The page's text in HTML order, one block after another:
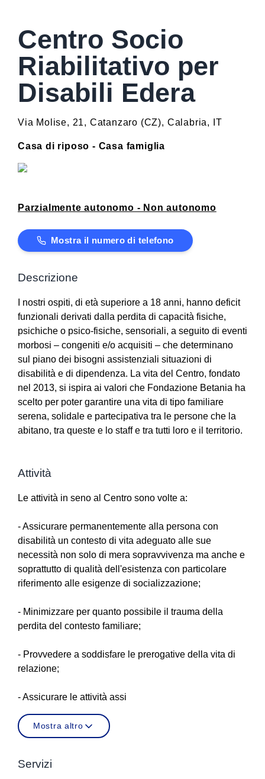
Centro Socio
Riabilitativo per
Disabili Edera
Via Molise, 21, Catanzaro (CZ), Calabria, IT
Casa di riposo - Casa famiglia
Parzialmente autonomo - Non autonomo
Mostra il numero di telefono
Descrizione
I nostri ospiti, di età superiore a 18 anni, hanno deficit
funzionali derivati dalla perdita di capacità fisiche,
psichiche o psico-fisiche, sensoriali, a seguito di eventi
morbosi – congeniti e/o acquisiti – che determinano
sul piano dei bisogni assistenziali situazioni di
disabilità e di dipendenza. La vita del Centro, fondato
nel 2013, si ispira ai valori che Fondazione Betania ha
scelto per poter garantire una vita di tipo familiare
serena, solidale e partecipativa tra le persone che la
abitano, tra queste e lo staff e tra tutti loro e il territorio.
Attività
Le attività in seno al Centro sono volte a:
- Assicurare permanentemente alla persona con
disabilità un contesto di vita adeguato alle sue
necessità non solo di mera sopravvivenza ma anche e
soprattutto di qualità dell'esistenza con particolare
riferimento alle esigenze di socializzazione;
- Minimizzare per quanto possibile il trauma della
perdita del contesto familiare;
- Provvedere a soddisfare le prerogative della vita di
relazione;
- Assicurare le attività assi
Mostra altro
Servizi